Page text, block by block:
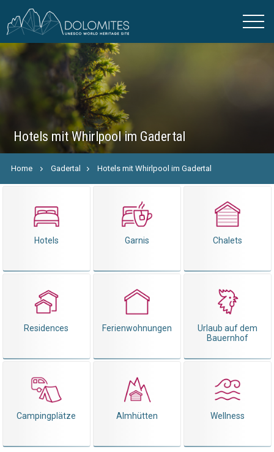
Hotels mit Whirlpool im Gadertal
Home Gadertal Hotels mit Whirlpool im Gadertal
Hotels Garnis Chalets
Residences Ferienwohnungen
Urlaub auf dem
Bauernhof
Campingplätze Almhütten Wellness